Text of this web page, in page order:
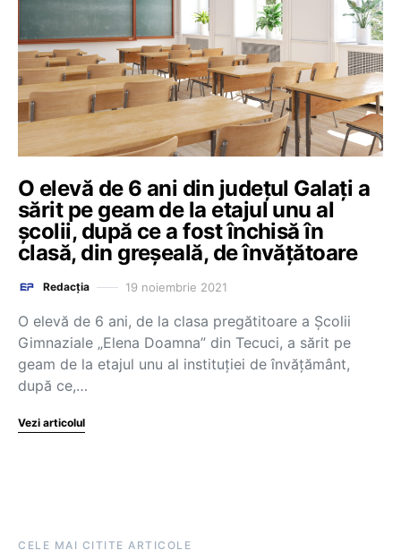
O elevă de 6 ani din județul Galați a
sărit pe geam de la etajul unu al
școlii, după ce a fost închisă în
clasă, din greșeală, de învățătoare
Redacția 19 noiembrie 2021
O elevă de 6 ani, de la clasa pregătitoare a Şcolii
Gimnaziale „Elena Doamna” din Tecuci, a sărit pe
geam de la etajul unu al instituţiei de învăţământ,
după ce,…
Vezi articolul
CELE MAI CITITE ARTICOLE